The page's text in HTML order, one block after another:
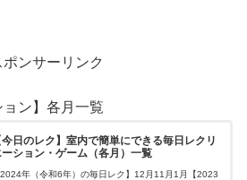
ポンサーリンク
ョン】各月一覧
今日のレク】室内で簡単にできる毎日レクリ
ーション・ゲーム（各月）一覧
2024年（令和6年）の毎日レク】12月11月1月【2023